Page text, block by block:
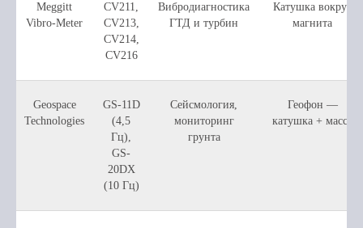
Meggitt
Vibro-Meter
CV211,
CV213,
CV214,
CV216
Вибродиагностика
ГТД и турбин
Катушка вокруг
магнита
Geospace
Technologies
GS-11D
(4,5
Гц),
GS-
20DX
(10 Гц)
Сейсмология,
мониторинг
грунта
Геофон —
катушка + масса